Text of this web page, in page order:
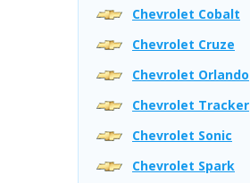
Chevrolet Cobalt
Chevrolet Cruze
Chevrolet Orlando
Chevrolet Tracker
Chevrolet Sonic
Chevrolet Spark